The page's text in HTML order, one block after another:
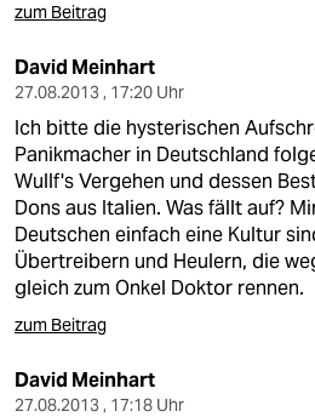
zum Beitrag
David Meinhart
27.08.2013 , 17:20 Uhr
Ich bitte die hysterischen
Panikmacher in Deutschland
Wullf's Vergehen und dessen
Dons aus Italien. Was fällt auf?
Deutschen einfach eine Kultur
Übertreibern und Heulern, die
gleich zum Onkel Doktor rennen.
zum Beitrag
David Meinhart
27.08.2013 , 17:18 Uhr